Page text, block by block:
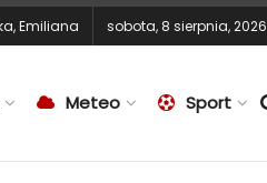
,Emiliana sobota, 8 sierpnia, 2026
Meteo Sport